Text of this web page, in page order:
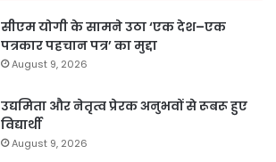
सीएम योगी के सामने उठा ‘एक देश–एक
पत्रकार पहचान पत्र’ का मुद्दा
August 9, 2026
उद्यमिता और नेतृत्व प्रेरक अनुभवों से रूबरू हुए
विद्यार्थी
August 9, 2026